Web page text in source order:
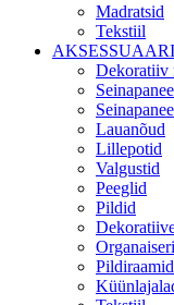
Madratsid
Tekstiil
Dekoratiiv
Lauanõud
Lillepotid
Valgustid
Peeglid
Pildid
Pildiraamid